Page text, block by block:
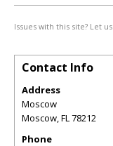
Issues with this site? Let
Contact Info
Address
Moscow
Moscow,FL78212
Phone